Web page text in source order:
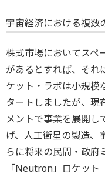
宇宙経済における複数
株式市場においてスペ
があるとすれば、それ
ケット・ラボは小規模
タートしましたが、現
メントで事業を展開し
げ、人工衛星の製造、
らに将来の民間・政府
「Neutron」ロケット